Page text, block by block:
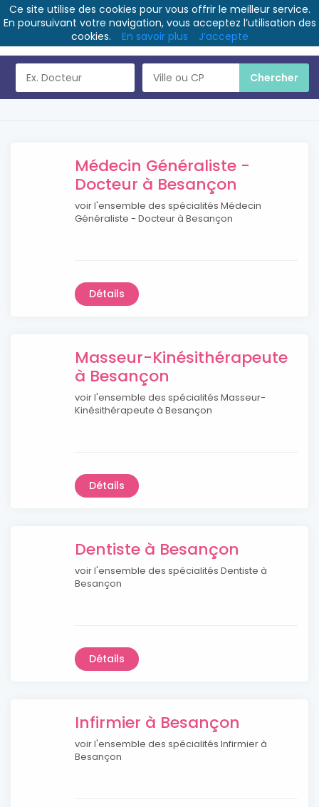
Médecin Généraliste -
Docteur à Besançon
voir l'ensemble des spécialités Médecin
Généraliste - Docteur à Besançon
Détails
Masseur-Kinésithérapeute
à Besançon
voir l'ensemble des spécialités Masseur-
Kinésithérapeute à Besançon
Détails
Dentiste à Besançon
voir l'ensemble des spécialités Dentiste à
Besançon
Détails
Infirmier à Besançon
voir l'ensemble des spécialités Infirmier à
Besançon
Ce site utilise des cookies pour vous offrir le meilleur service.
En poursuivant votre navigation, vous acceptez l’utilisation des
cookies.
En savoir plus J’accepte